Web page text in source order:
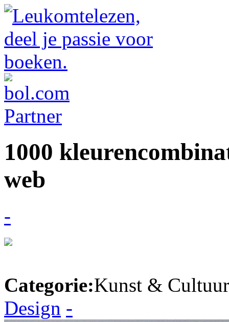
1000
web
-
Categorie:Kunst &
Design -